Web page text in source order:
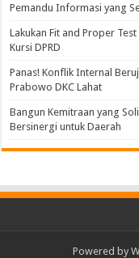
Pemandu Informasi yang
Lakukan Fit and Proper Test
Kursi DPRD
Panas! Konflik Internal
Prabowo DKC Lahat
Bangun Kemitraan yang
Bersinergi untuk Daerah
Powered by